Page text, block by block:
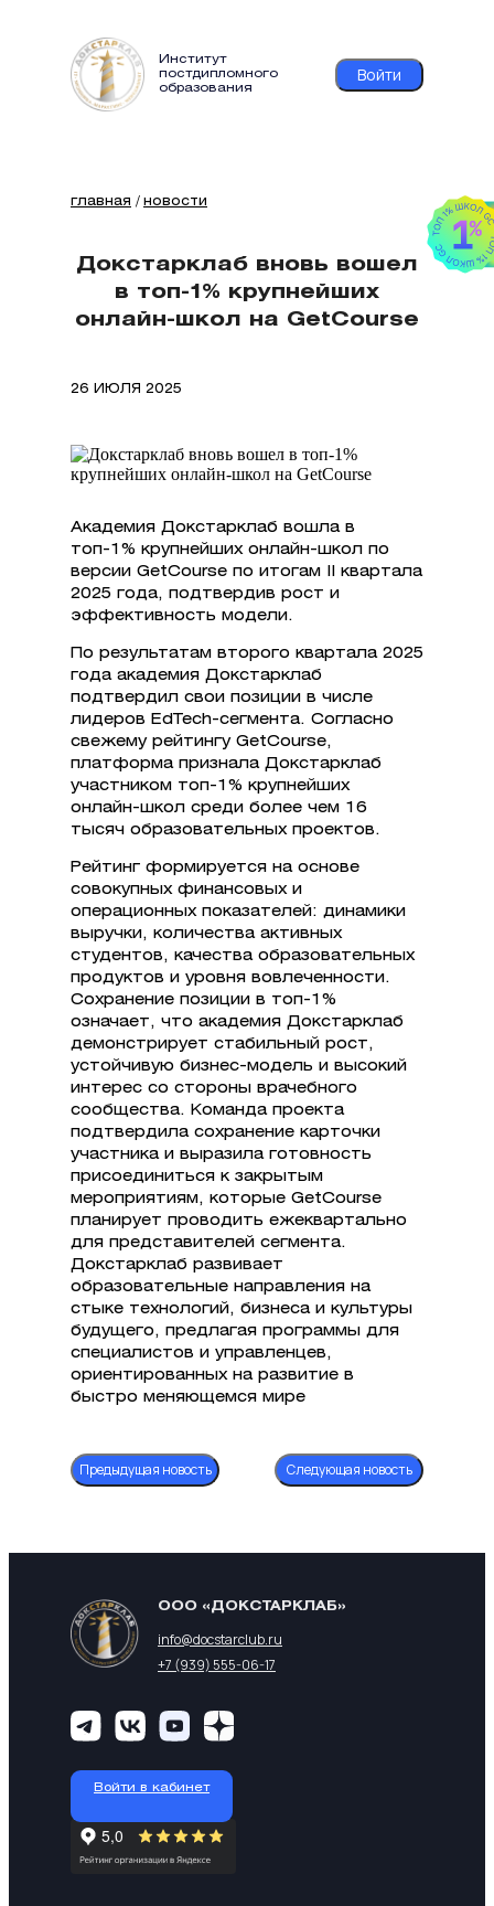
Институт
постдипломного
образования
Войти
главная / новости
Докстарклаб вновь вошел
в топ-1% крупнейших
онлайн-школ на GetCourse
26 ИЮЛЯ 2025
Академия Докстарклаб вошла в
топ-1% крупнейших онлайн-школ по
версии GetCourse по итогам II квартала
2025 года, подтвердив рост и
эффективность модели.
По результатам второго квартала 2025
года академия Докстарклаб
подтвердил свои позиции в числе
лидеров EdTech-сегмента. Согласно
свежему рейтингу GetCourse,
платформа признала Докстарклаб
участником топ-1% крупнейших
онлайн-школ среди более чем 16
тысяч образовательных проектов.
Рейтинг формируется на основе
совокупных финансовых и
операционных показателей: динамики
выручки, количества активных
студентов, качества образовательных
продуктов и уровня вовлеченности.
Сохранение позиции в топ-1%
означает, что академия Докстарклаб
демонстрирует стабильный рост,
устойчивую бизнес-модель и высокий
интерес со стороны врачебного
сообщества. Команда проекта
подтвердила сохранение карточки
участника и выразила готовность
присоединиться к закрытым
мероприятиям, которые GetCourse
планирует проводить ежеквартально
для представителей сегмента.
Докстарклаб развивает
образовательные направления на
стыке технологий, бизнеса и культуры
будущего, предлагая программы для
специалистов и управленцев,
ориентированных на развитие в
быстро меняющемся мире
Следующая новость
Предыдущая новость
ООО «ДОКСТАРКЛАБ»
info@docstarclub.ru
+7 (939) 555-06-17
Войти в кабинет